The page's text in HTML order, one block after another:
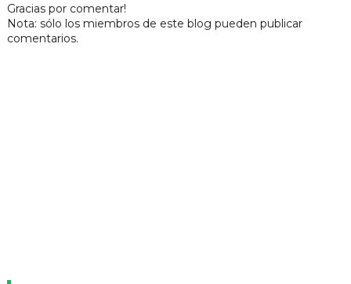
Gracias por comentar!
Nota: sólo los miembros de este blog pueden publicar
comentarios.